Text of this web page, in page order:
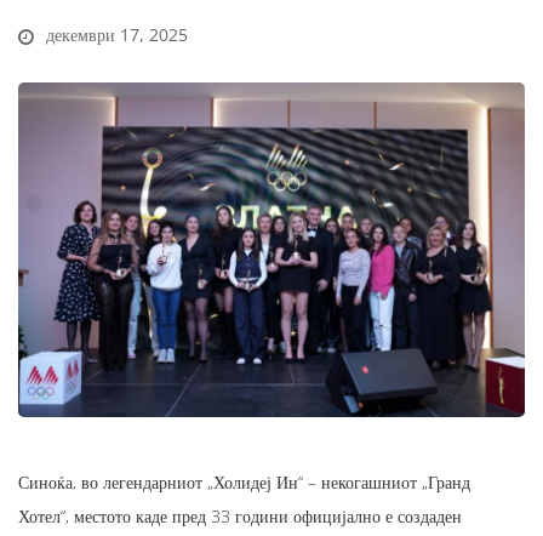
декември 17, 2025
Синоќа, во легендарниот „Холидеј Ин“ – некогашниот „Гранд
Хотел“, местото каде пред 33 години официјално е создаден